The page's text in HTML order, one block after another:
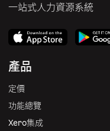
一站式人力資源系統
產品
定價
功能總覽
Xero集成